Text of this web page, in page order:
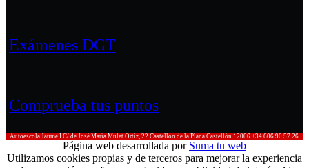
Exámenes DGT
Comprueba tus puntos
Autoescola Jaume I C/ de José María Mulet Ortiz, 22 Castellón de la Plana Castellón 12006 +34 606 90 57 26
Página web desarrollada por Suma tu web
Utilizamos cookies propias y de terceros para mejorar la experiencia